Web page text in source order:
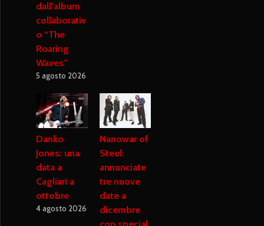
dall’album
collaborativ
o “The
Roaring
Waves”
5 agosto 2026
Danko
Jones: una
data a
Cagliari a
ottobre
4 agosto 2026
Nanowar of
Steel:
annunciate
tre nuove
date a
dicembre
con special